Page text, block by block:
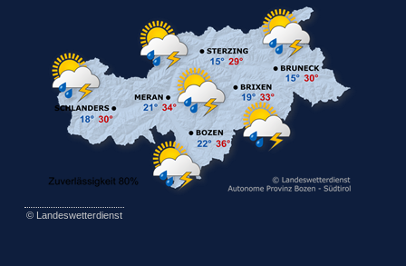
© Landeswetterdienst